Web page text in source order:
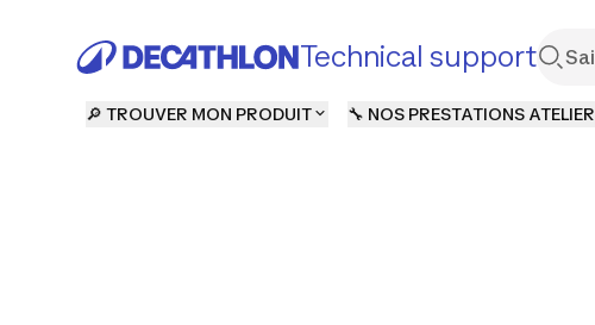
Technical support
🔎 TROUVER MON PRODUIT 🔧 NOS PRESTATIONS ATELIER